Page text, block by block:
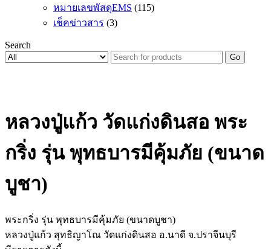
หมายเลขพัสดุEMS (115)
เช็คข่าวสาร (3)
Search
Go
หลวงปู่แก้ว วัดแก่งดินสอ พระ
กริ่ง รุ่น พุทธบารมีคุ้มภัย (ขนาด
บูชา)
พระกริ่ง รุ่น พุทธบารมีคุ้มภัย (ขนาดบูชา)
หลวงปู่แก้ว สุทธิญาโณ วัดแก่งดินสอ อ.นาดี จ.ปราจีนบุรี